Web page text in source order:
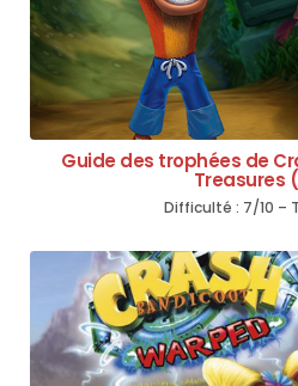
Guide des trophées de
Treasures
Difficulté : 7/10 –